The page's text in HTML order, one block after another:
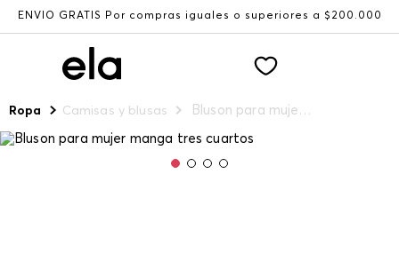
ENVÍO GRATIS Por compras iguales o superiores a $200.000
Ropa Camisas y blusas Bluson para mujer manga tres cuartos